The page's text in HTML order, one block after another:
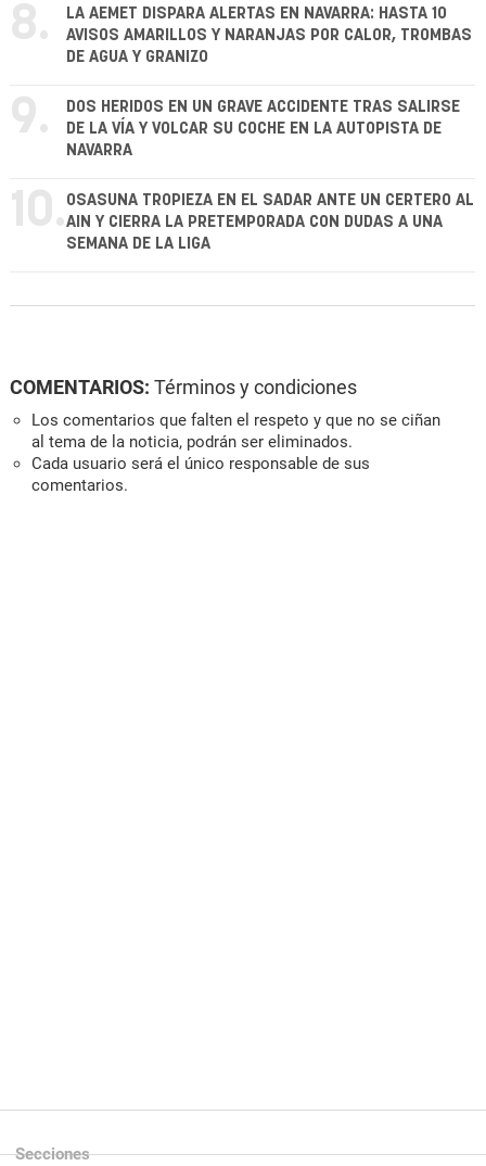
8.
LA AEMET DISPARA ALERTAS EN NAVARRA: HASTA 10
AVISOS AMARILLOS Y NARANJAS POR CALOR, TROMBAS
DE AGUA Y GRANIZO
9.
DOS HERIDOS EN UN GRAVE ACCIDENTE TRAS SALIRSE
DE LA VÍA Y VOLCAR SU COCHE EN LA AUTOPISTA DE
NAVARRA
10. OSASUNA TROPIEZA EN EL SADAR ANTE UN CERTERO AL
AIN Y CIERRA LA PRETEMPORADA CON DUDAS A UNA
SEMANA DE LA LIGA
COMENTARIOS: Términos y condiciones
Los comentarios que falten el respeto y que no se ciñan
al tema de la noticia, podrán ser eliminados.
Cada usuario será el único responsable de sus
comentarios.
Secciones